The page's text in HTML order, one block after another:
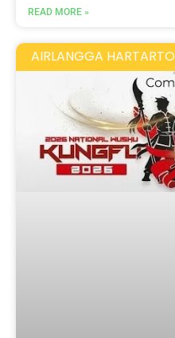
READ MORE »
AIRLANGGA HARTARTO